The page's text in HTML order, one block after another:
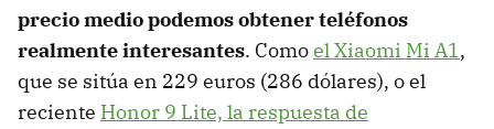
precio medio podemos obtener teléfonos
realmente interesantes. Comoel Xiaomi Mi A1,
que se sitúa en 229 euros (286 dólares), o el
reciente Honor 9 Lite, la respuesta de